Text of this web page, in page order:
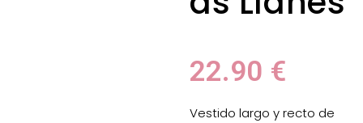
22.90 €
Vestido largo y recto de